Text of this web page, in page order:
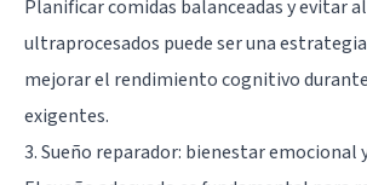
Planificar comidas balanceadas y evitar
ultraprocesados puede ser una
mejorar el rendimiento cognitivo
exigentes.
3. Sueño reparador: bienestar emocional